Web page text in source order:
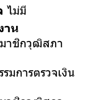
ไม่มี
าน
าชิกวุฒิสภา
มการตรวจเงิน